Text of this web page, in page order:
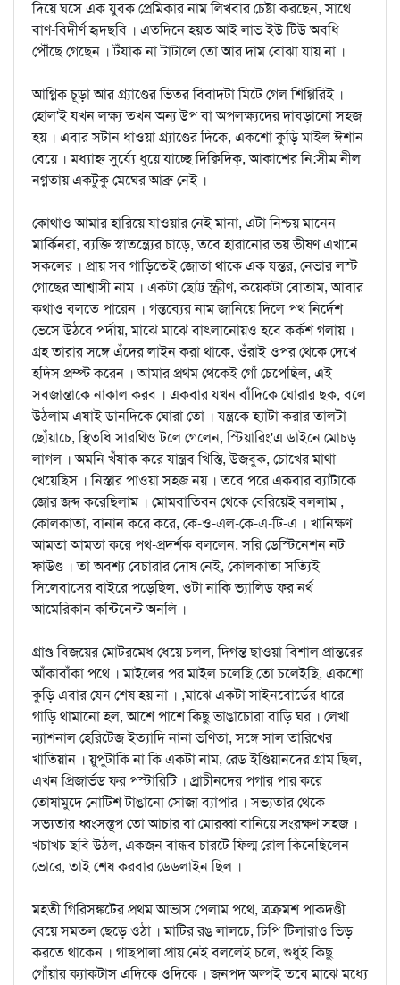
দিয়ে ঘসে এক যুবক প্রেমিকার নাম লিখবার চেষ্টা করছেন, সাথে
বাণ-বিদীর্ণ হৃদছবি । এতদিনে হয়ত আই লাভ ইউ টিউ অবধি
পৌঁছে গেছেন । টঁযাক না টাটালে তো আর দাম বোঝা যায় না ।
আগ্নিক চূড়া আর গ্র্যাণ্ডের ভিতর বিবাদটা মিটে গেল শিগ্গিরিই ।
হোল'ই যখন লক্ষ্য তখন অন্য উপ বা অপলক্ষ্যদের দাবড়ানো সহজ
হয় । এবার সটান ধাওয়া গ্র্যাণ্ডের দিকে, একশো কুড়ি মাইল ঈশান
বেয়ে । মধ্যাহ্ন সুর্য্যে ধুয়ে যাচ্ছে দিক্বিদিক্‌, আকাশের নি:সীম নীল
নগ্নতায় একটুকু মেঘের আব্রু নেই ।
কোথাও আমার হারিয়ে যাওয়ার নেই মানা, এটা নিশ্চয় মানেন
মার্কিনরা, ব্যক্তি স্বাতন্ত্র্যের চাড়ে, তবে হারানোর ভয় ভীষণ এখানে
সকলের । প্রায় সব গাড়িতেই জোতা থাকে এক যন্তর, নেভার লস্ট
গোছের আশ্বাসী নাম । একটা ছোট্ট স্ক্রীণ, কয়েকটা বোতাম, আবার
কথাও বলতে পারেন । গন্তব্যের নাম জানিয়ে দিলে পথ নির্দেশ
ভেসে উঠবে পর্দায়, মাঝে মাঝে বাত্লানোয়ও হবে কর্কশ গলায় ।
গ্রহ তারার সঙ্গে এঁদের লাইন করা থাকে, ওঁরাই ওপর থেকে দেখে
হদিস প্রম্প্ট করেন । আমার প্রথম থেকেই গোঁ চেপেছিল, এই
সবজান্তাকে নাকাল করব । একবার যখন বাঁদিকে ঘোরার ছক, বলে
উঠলাম এযাই ডানদিকে ঘোরা তো । যন্ত্রকে হ্যাটা করার তালটা
ছোঁয়াচে, স্থিতধি সারথিও টলে গেলেন, স্টিয়ারিং'এ ডাইনে মোচড়
লাগল । অমনি খঁযাক করে যান্ত্রব খিস্তি, উজবুক, চোখের মাথা
খেয়েছিস । নিস্তার পাওয়া সহজ নয় । তবে পরে একবার ব্যাটাকে
জোর জব্দ করেছিলাম । মোমবাতিবন থেকে বেরিয়েই বললাম ,
কোলকাতা, বানান করে করে, কে-ও-এল-কে-এ-টি-এ । খানিক্ষণ
আমতা আমতা করে পথ-প্রদর্শক বললেন, সরি ডেস্টিনেশন নট
ফাউণ্ড । তা অবশ্য বেচারার দোষ নেই, কোলকাতা সত্যিই
সিলেবাসের বাইরে পড়েছিল, ওটা নাকি ভ্যালিড ফর নর্থ
আমেরিকান কন্টিনেন্ট অনলি ।
গ্রাণ্ড বিজয়ের মোটরমেধ ধেয়ে চলল, দিগন্ত ছাওয়া বিশাল প্রান্তরের
আঁকাবাঁকা পথে । মাইলের পর মাইল চলেছি তো চলেইছি, একশো
কুড়ি এবার যেন শেষ হয় না । ,মাঝে একটা সাইনবোর্ডের ধারে
গাড়ি থামানো হল, আশে পাশে কিছু ভাঙাচোরা বাড়ি ঘর । লেখা
ন্যাশনাল হেরিটেজ ইত্যাদি নানা ভণিতা, সঙ্গে সাল তারিখের
খাতিয়ান । য়ুপুটাকি না কি একটা নাম, রেড ইণ্ডিয়ানদের গ্রাম ছিল,
এখন প্রিজার্ভড্‌ ফর পস্টারিটি । প্র্রাচীনদের পগার পার করে
তোষামুদে নোটিশ টাঙানো সোজা ব্যাপার । সভ্যতার থেকে
সভ্যতার ধ্বংসস্তূপ তো আচার বা মোরব্বা বানিয়ে সংরক্ষণ সহজ ।
খচাখচ ছবি উঠল, একজন বান্ধব চারটে ফিল্ম রোল কিনেছিলেন
ভোরে, তাই শেষ করবার ডেড্লাইন ছিল ।
মহতী গিরিসঙ্কটের প্রথম আভাস পেলাম পথে, ত্রক্রমশ পাকদণ্ডী
বেয়ে সমতল ছেড়ে ওঠা । মাটির রঙ লালচে, ঢিপি টিলারাও ভিড়
করতে থাকেন । গাছপালা প্রায় নেই বললেই চলে, শুধুই কিছু
গোঁয়ার ক্যাকটাস এদিকে ওদিকে । জনপদ অল্পই তবে মাঝে মধ্যে